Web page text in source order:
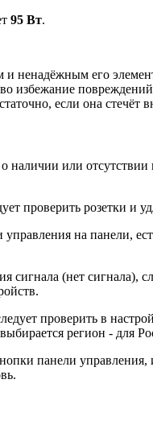
95 Вт.
и ненадёжным его
избежание
если она
наличии или
проверить розетки и
на панели,
(нет сигнала),
проверить в
регион - для
панели